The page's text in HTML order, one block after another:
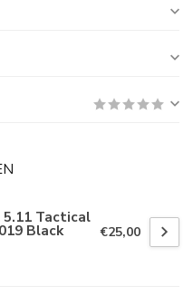
Tactical
Black €25,00